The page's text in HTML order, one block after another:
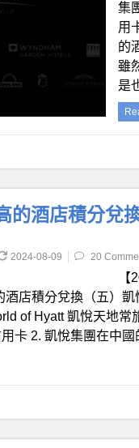
集
用
的
雖
是
的酒店積分兌
2024-08-09 20
酒店積分兌換（五）
of Hyatt 凱悅天地
卡 2. 凱悅集團在中